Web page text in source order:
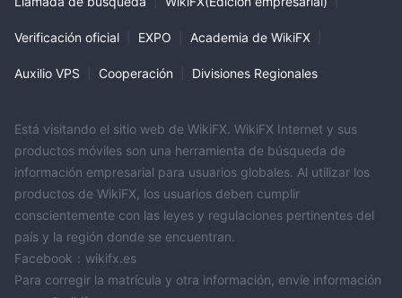
Verificación oficial EXPO Academia de WikiFX
Auxilio VPS Cooperación Divisiones Regionales
Está visitando el sitio web de WikiFX. WikiFX Internet y sus
productos móviles son una herramienta de búsqueda de
información empresarial para usuarios globales. Al utilizar los
productos de WikiFX, los usuarios deben cumplir
conscientemente con las leyes y regulaciones pertinentes del
país y la región donde se encuentran.
Facebook：wikifx.es
Para corregir la matrícula y otra información, envíe información